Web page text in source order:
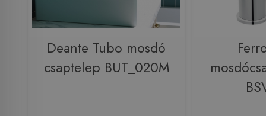
Deante Tubo mosdó
csaptelep BUT_020M